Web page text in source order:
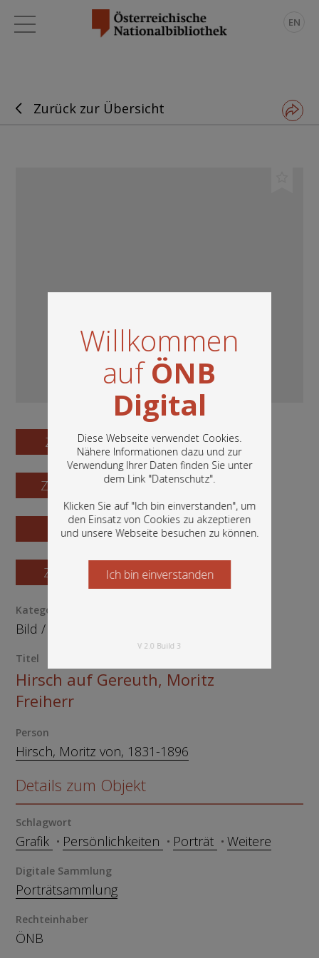
Willkommen
aufÖNB
Digital
Diese Webseite verwendet Cookies.
Nähere Informationen dazu und zur
Verwendung Ihrer Daten finden Sie unter
dem Link "Datenschutz".
Klicken Sie auf "Ich bin einverstanden", um
den Einsatz von Cookies zu akzeptieren
und unsere Webseite besuchen zu können.
In diesem Portal finden Sie die digitalen
Bestände der Österreichischen
Nationalbibliothek: Bücher, Fotografien,
Grafiken und vieles mehr.
Ich bin einverstanden
Starten Sie jetzt
V 2.0 Build 3
EN
Zurück zur Übersicht
Zum Digitalisat
Zum Katalogisat
Zur Vorschau
Zur Bestellung
Kategorie / Medientyp
Bild/
Titel
Hirsch auf Gereuth, Moritz
Freiherr
Person
Hirsch, Moritz von, 1831-1896
Details zum Objekt
Schlagwort
Grafik Persönlichkeiten Porträt Weitere
Digitale Sammlung
Porträtsammlung
Rechteinhaber
ÖNB